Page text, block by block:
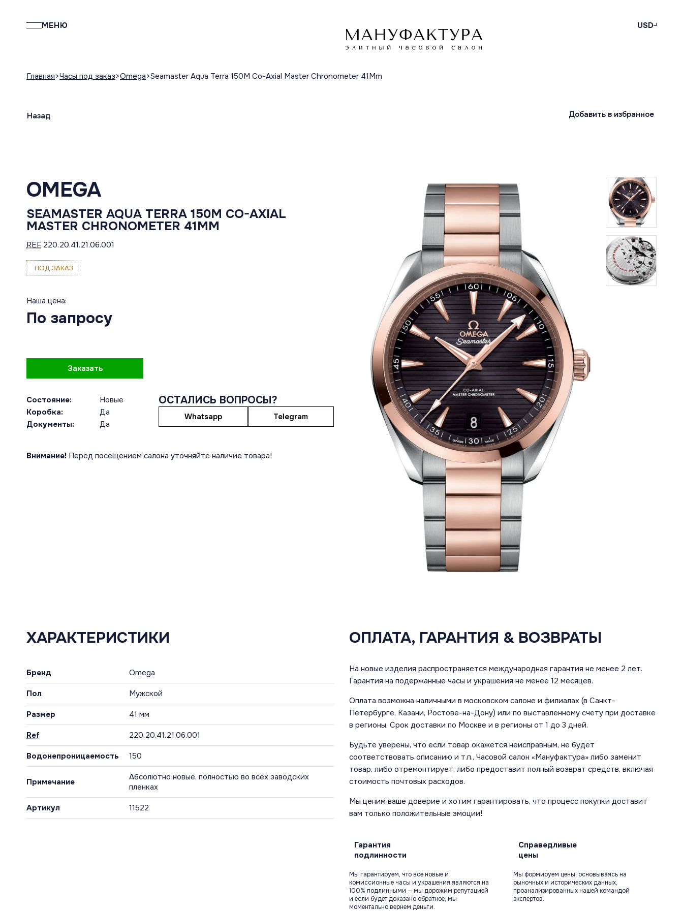
МЕНЮ USD
Главная Часы под заказ Omega Seamaster Aqua Terra 150M Co-Axial Master Chronometer 41Mm
Назад Добавить в избранное
OMEGA
SEAMASTER AQUA TERRA 150M CO-AXIAL
MASTER CHRONOMETER 41MM
REF 220.20.41.21.06.001
ПОД ЗАКАЗ
Наша цена:
По запросу
Заказать
Состояние:
Новые
Коробка:
Да
Документы:
Да
ОСТАЛИСЬ ВОПРОСЫ?
Whatsapp Telegram
Внимание! Перед посещением салона уточняйте наличие товара!
ХАРАКТЕРИСТИКИ
Бренд Omega
Пол Мужской
Размер 41 мм
Ref 220.20.41.21.06.001
Водонепроницаемость 150
Примечание
Абсолютно новые, полностью во всех заводских
пленках
Артикул 11522
ОПЛАТА, ГАРАНТИЯ & ВОЗВРАТЫ
На новые изделия распространяется международная гарантия не менее 2 лет.
Гарантия на подержанные часы и украшения не менее 12 месяцев.
Оплата возможна наличными в московском салоне и филиалах (в Санкт-
Петербурге, Казани, Ростове-на-Дону) или по выставленному счету при доставке
в регионы. Срок доставки по Москве и в регионы от 1 до 3 дней.
Будьте уверены, что если товар окажется неисправным, не будет
соответствовать описанию и т.п., Часовой салон «Мануфактура» либо заменит
товар, либо отремонтирует, либо предоставит полный возврат средств, включая
стоимость почтовых расходов.
Мы ценим ваше доверие и хотим гарантировать, что процесс покупки доставит
вам только положительные эмоции!
Гарантия
подлинности
Мы гарантируем, что все новые и
комиссионные часы и украшения являются на
100% подлинными — мы дорожим репутацией
и если будет доказано обратное, мы
моментально вернем деньги.
Справедливые
цены
Мы формируем цены, основываясь на
рыночных и исторических данных,
проанализированных нашей командой
экспертов.